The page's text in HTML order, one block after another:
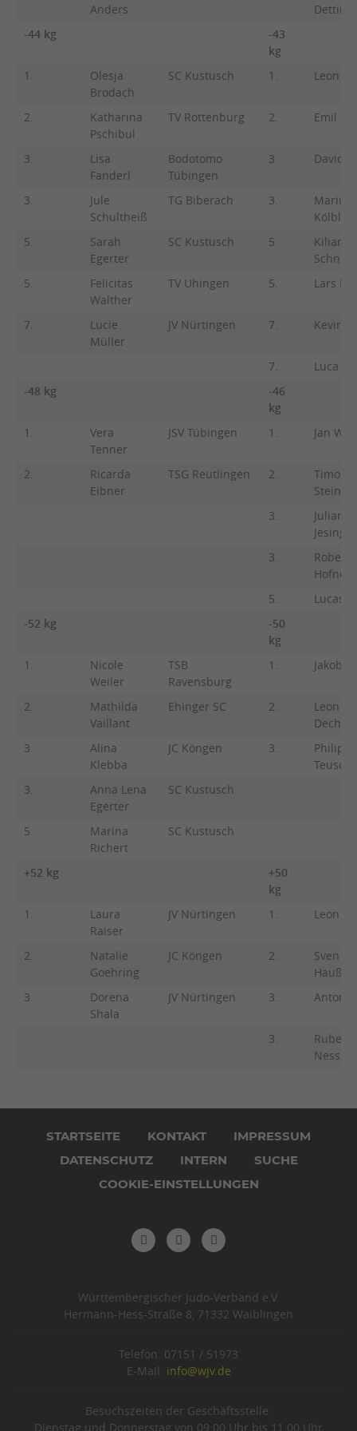
Anders
-44 kg
-43
kg
1.
Olesja
Brodach
SC Kustusch 1. Leon
2.
Katharina
Pschibul
TV Rottenburg 2. Emil
3.
Lisa
Fanderl
Bodotomo
Tübingen
3. David
3.
Jule
Schultheiß
TG Biberach 3.
Marius
5.
Sarah
Egerter
SC Kustusch 5.
Kilian
5.
Felicitas
Walther
TV Uhingen 5. Lars
7.
Lucie
Müller
JV Nürtingen 7. Kevin
7.
Luca
-48 kg
-46
kg
1.
Vera
Tenner
JSV Tübingen 1. Jan
2.
Ricarda
Eibner
TSG Reutlingen 2.
Timo
3.
Julian
Jesinger
3.
Robert
Hofner
5.
Lucas
-52 kg
-50
kg
1.
Nicole
Weiler
TSB
Ravensburg
1. Jakob
2.
Mathilda
Vaillant
Ehinger SC 2.
Leon
3.
Alina
Klebba
JC Köngen 3.
Philipp
Teusch
3.
Anna Lena
Egerter
SC Kustusch
5.
Marina
Richert
SC Kustusch
+52 kg
+50
kg
1.
Laura
Raiser
JV Nürtingen 1. Leon
2.
Natalie
Goehring
JC Köngen 2.
Sven
3.
Dorena
Shala
JV Nürtingen 3. Anton
3.
Ruben
Nessler
überspringen
STARTSEITE KONTAKT
IMPRESSUM
DATENSCHUTZ
INTERN
SUCHE
COOKIE-EINSTELLUNGEN
Württembergischer Judo-Verband e.V.
Hermann-Hess-Straße 8, 71332 Waiblingen
Telefon: 07151 / 51973
E-Mail: info@wjv.de
Besuchszeiten der Geschäftsstelle:
Dienstag und Donnerstag von 09:00 Uhr bis 11:00 Uhr